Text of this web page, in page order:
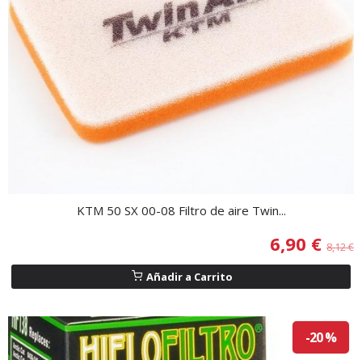
KTM 50 SX 00-08 Filtro de aire Twin...
6,90 € 8,12 €
Añadir a Carrito
-20 %